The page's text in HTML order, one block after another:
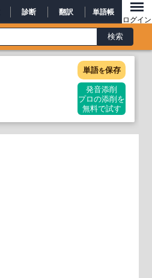
診断 翻訳 単語帳
ログイン
単語を保存
発音添削
プロの添削を
無料で試す